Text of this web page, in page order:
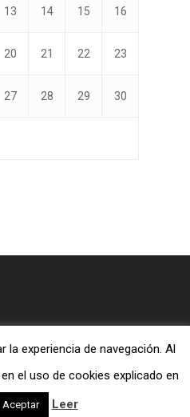
13 14 15 16
20 21 22 23
27 28 29 30
la experiencia de navegación. Al
el uso de cookies explicado en
Aceptar Leer